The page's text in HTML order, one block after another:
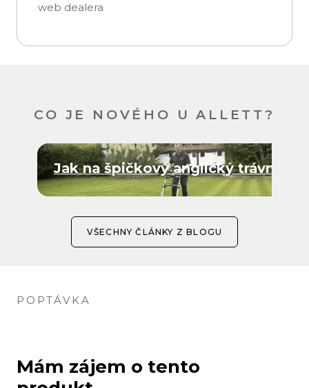
web dealera
CO JE NOVÉHO U ALLETT?
Jak na špičkový anglický trávník?
VŠECHNY ČLÁNKY Z BLOGU
POPTÁVKA
Mám zájem o tento